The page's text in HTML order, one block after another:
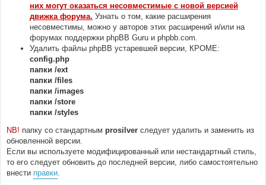
них могут оказаться несовместимые с новой версией
движка форума. Узнать о том, какие расширения
несовместимы, можно у авторов этих расширений и/или на
форумах поддержки phpBB Guru и phpbb.com.
Удалить файлы phpBB устаревшей версии, КРОМЕ:
config.php
папки /ext
папки /files
папки /images
папки /store
папки /styles
NB! папку со стандартным prosilver следует удалить и заменить из
обновленной версии.
Если вы используете модифицированный или нестандартный стиль,
то его следует обновить до последней версии, либо самостоятельно
внести правки.